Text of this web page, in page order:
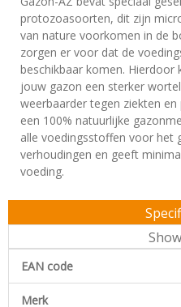
protozoasoorten, dit zijn
van nature voorkomen in de
zorgen er voor dat de
beschikbaar komen. Hierdoor
jouw gazon een sterker
weerbaarder tegen ziekten en
een 100% natuurlijke
alle voedingsstoffen voor het
verhoudingen en geeft
voeding.
EAN code
Merk